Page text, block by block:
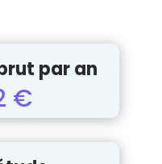
par an
€